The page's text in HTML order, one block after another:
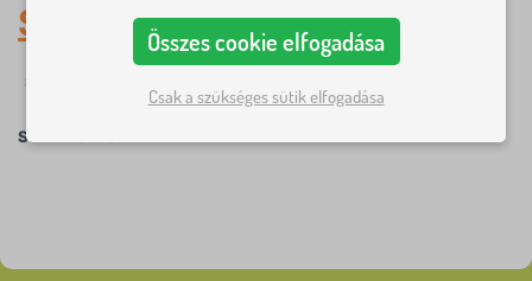
Sofia the first
Szűrés
Sofia the first
Összes cookie elfogadása
Csak a szükséges sütik elfogadása